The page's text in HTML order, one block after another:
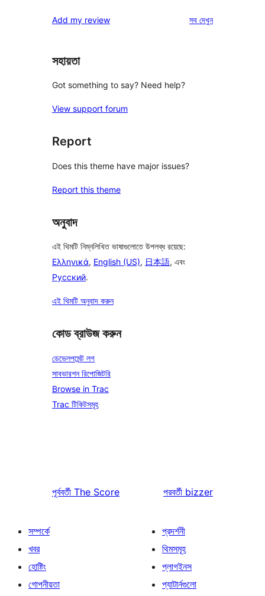
রিভিউ
স্টার
Add my review সবরিভিউ
দেখুন
সহায়তা
Got something to say? Need help?
View support forum
Report
Does this theme have major issues?
Report this theme
অনুবাদ
এই থিমটি নিম্নলিখিত ভাষাগুলোতে উপলব্ধ রয়েছে:
Ελληνικά, English (US), 日本語, এবং
Русский.
এই থিমটি অনুবাদ করুন
কোড ব্রাউজ করুন
ডেভেলপমেন্ট লগ
সাবভারশন রিপোজিটরি
Browse in Trac
Trac টিকিটসমূহ
পূর্ববর্তী The Score পরবর্তী bizzer
সম্পর্কে
খবর
হোষ্টিং
গোপনীয়তা
প্রদর্শনী
থিমসমূহ
প্লাগইনস
প্যাটার্নগুলো